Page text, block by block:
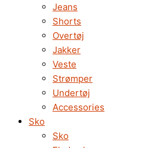
Jeans
Shorts
Overtøj
Jakker
Veste
Strømper
Undertøj
Accessories
Sko
Sko